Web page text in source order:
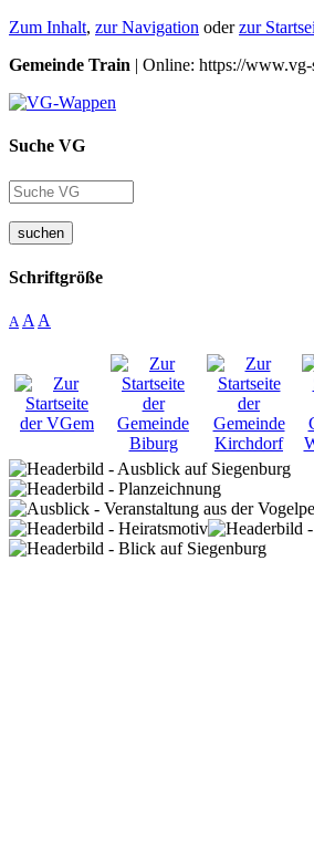
Zum Inhalt, zur Navigation oderzur
Gemeinde Train | Online: https://www.vg-
Suche VG
suchen
Schriftgröße
A A A